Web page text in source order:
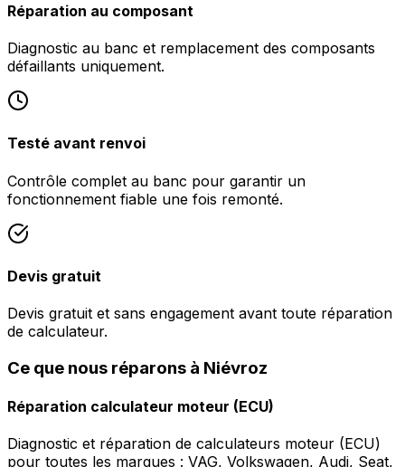
Réparation au composant
Diagnostic au banc et remplacement des composants
défaillants uniquement.
Testé avant renvoi
Contrôle complet au banc pour garantir un
fonctionnement fiable une fois remonté.
Devis gratuit
Devis gratuit et sans engagement avant toute réparation
de calculateur.
Ce que nous réparons à Niévroz
Réparation calculateur moteur (ECU)
Diagnostic et réparation de calculateurs moteur (ECU)
pour toutes les marques : VAG, Volkswagen, Audi, Seat,